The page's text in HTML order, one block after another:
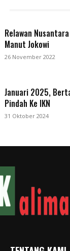
Relawan
Manut Jokowi
26 November 2022
Januari 2025,
Pindah Ke IKN
31 Oktober 2024